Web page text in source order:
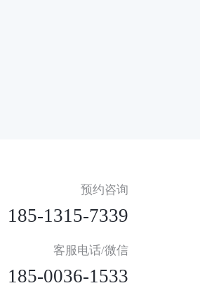
预约咨询
185-1315-7339
客服电话/微信
185-0036-1533